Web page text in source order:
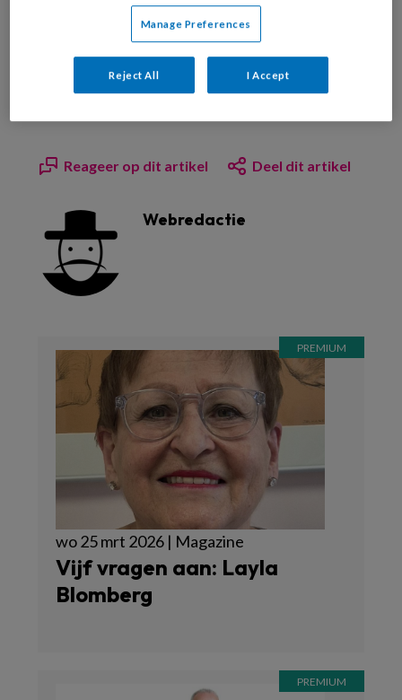
De schoen moet medio dit jaar beschikbaar
zijn. De aanschafprijs zal tussen de 100 en de
150 euro liggen, waar nog een maandbedrag
Reageer op dit artikel Deel dit artikel
Webredactie
wo 25 mrt 2026 | Magazine
Vijf vragen aan: Layla
Blomberg
Manage Preferences
Reject All I Accept